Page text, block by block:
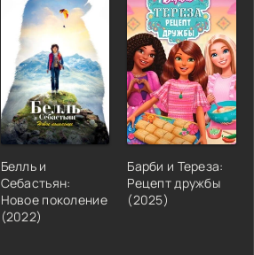
Белль и
Себастьян:
Новое поколение
(2022)
Барби и Тереза:
Рецепт дружбы
(2025)